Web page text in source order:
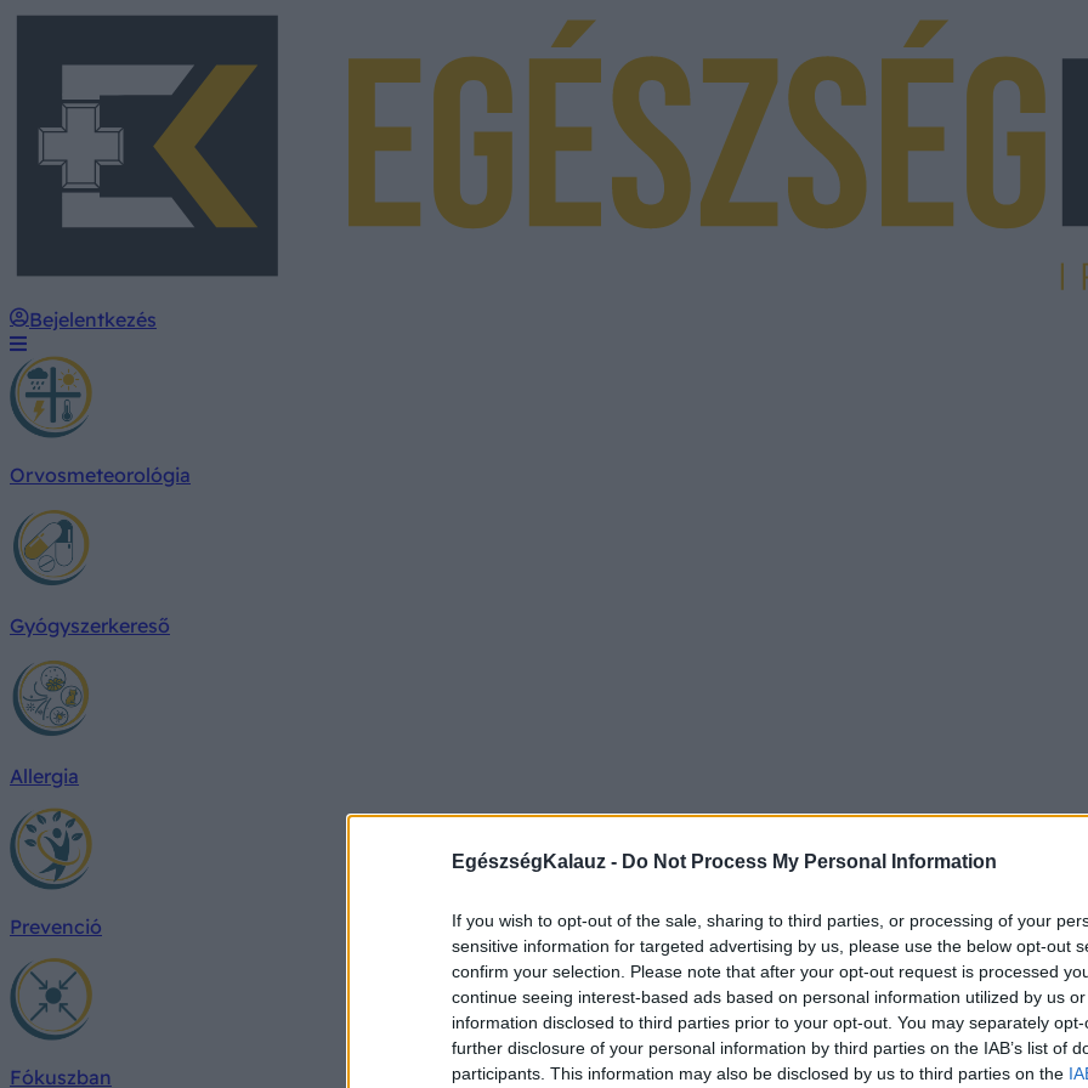
EgészségKalauz - Do Not Process My Personal Information
If you wish to opt-out of the sale, sharing to third parties, or processing of your
sensitive information for targeted advertising by us, please use the below opt-out
confirm your selection. Please note that after your opt-out request is processed
continue seeing interest-based ads based on personal information utilized by us
information disclosed to third parties prior to your opt-out. You may separately
further disclosure of your personal information by third parties on the IAB’s list of
participants. This information may also be disclosed by us to third parties on the
Bejelentkezés
Orvosmeteorológia
Gyógyszerkereső
Allergia
Prevenció
Fókuszban